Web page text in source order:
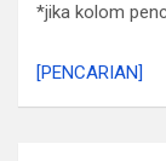
*jika kolom
[PENCARIAN]